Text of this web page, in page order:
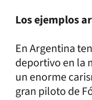
Los ejemplos
En Argentina
deportivo en la
un enorme
gran piloto de